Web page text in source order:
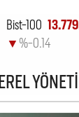
Bist-100
▼ %-0.14